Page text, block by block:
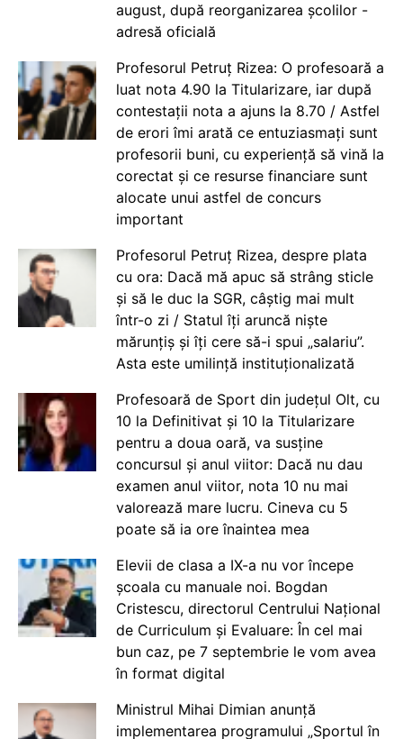
august, după reorganizarea școlilor -
adresă oficială
Profesorul Petruț Rizea: O profesoară a
luat nota 4.90 la Titularizare, iar după
contestații nota a ajuns la 8.70 / Astfel
de erori îmi arată ce entuziasmați sunt
profesorii buni, cu experiență să vină la
corectat și ce resurse financiare sunt
alocate unui astfel de concurs
important
Profesorul Petruț Rizea, despre plata
cu ora: Dacă mă apuc să strâng sticle
și să le duc la SGR, câștig mai mult
într-o zi / Statul îți aruncă niște
mărunțiș și îți cere să-i spui „salariu”.
Asta este umilință instituționalizată
Profesoară de Sport din județul Olt, cu
10 la Definitivat și 10 la Titularizare
pentru a doua oară, va susține
concursul și anul viitor: Dacă nu dau
examen anul viitor, nota 10 nu mai
valorează mare lucru. Cineva cu 5
poate să ia ore înaintea mea
Elevii de clasa a IX-a nu vor începe
școala cu manuale noi. Bogdan
Cristescu, directorul Centrului Național
de Curriculum și Evaluare: În cel mai
bun caz, pe 7 septembrie le vom avea
în format digital
Ministrul Mihai Dimian anunță
implementarea programului „Sportul în